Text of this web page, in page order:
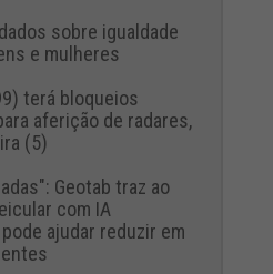
sobre igualdade
e mulheres
terá bloqueios
aferição de radares,
(5)
Geotab traz ao
com IA
ajudar reduzir em